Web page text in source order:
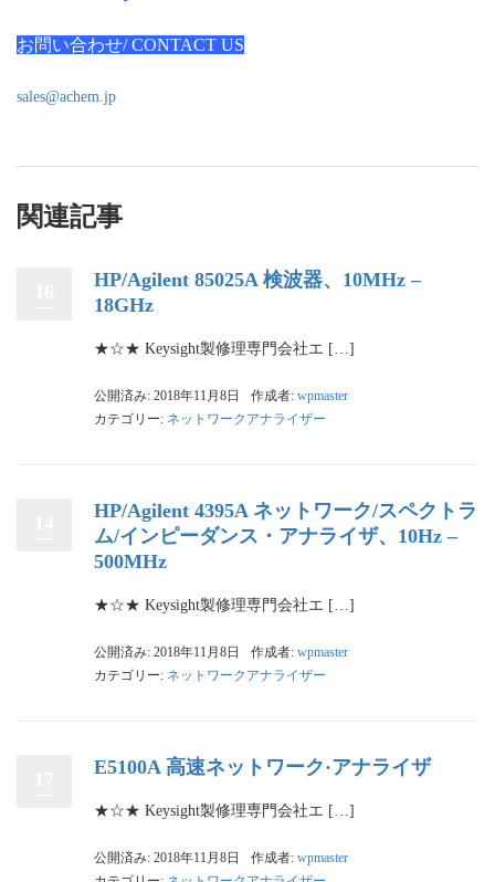
お問い合わせ/ CONTACT US
sales@achem.jp
関連記事
HP/Agilent 85025A 検波器、10MHz –
18GHz
★☆★ Keysight製修理専門会社エ […]
公開済み: 2018年11月8日 作成者: wpmaster
カテゴリー: ネットワークアナライザー
HP/Agilent 4395A ネットワーク/スペクトラ
ム/インピーダンス・アナライザ、10Hz –
500MHz
★☆★ Keysight製修理専門会社エ […]
公開済み: 2018年11月8日 作成者: wpmaster
カテゴリー: ネットワークアナライザー
E5100A 高速ネットワーク·アナライザ
★☆★ Keysight製修理専門会社エ […]
公開済み: 2018年11月8日 作成者: wpmaster